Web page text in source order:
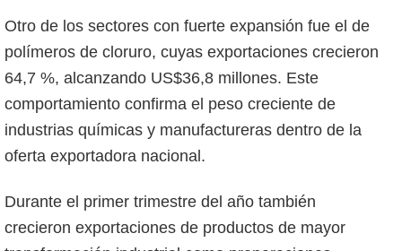
Otro de los sectores con fuerte expansión fue el de
polímeros de cloruro, cuyas exportaciones crecieron
64,7 %, alcanzando US$36,8 millones. Este
comportamiento confirma el peso creciente de
industrias químicas y manufactureras dentro de la
oferta exportadora nacional.
Durante el primer trimestre del año también
crecieron exportaciones de productos de mayor